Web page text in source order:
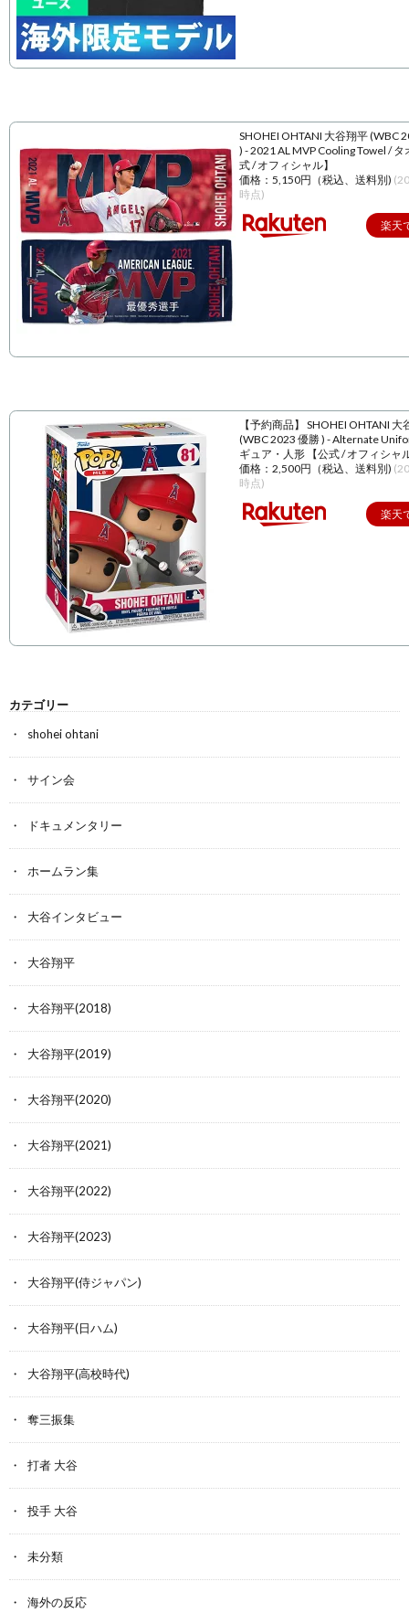
SHOHEI OHTANI 大谷翔平 (WBC
) - 2021 AL MVP Cooling Towel / タ
式 / オフィシャル】
価格：5,150円（税込、送料別)
時点)
楽天
【予約商品】 SHOHEI OHTANI 大
(WBC 2023 優勝 ) - Alternate
ギュア・人形 【公式 / オフィシャ
価格：2,500円（税込、送料別)
時点)
楽天
カテゴリー
shohei ohtani
サイン会
ドキュメンタリー
ホームラン集
大谷インタビュー
大谷翔平
大谷翔平(2018)
大谷翔平(2019)
大谷翔平(2020)
大谷翔平(2021)
大谷翔平(2022)
大谷翔平(2023)
大谷翔平(侍ジャパン)
大谷翔平(日ハム)
大谷翔平(高校時代)
奪三振集
打者 大谷
投手 大谷
未分類
海外の反応